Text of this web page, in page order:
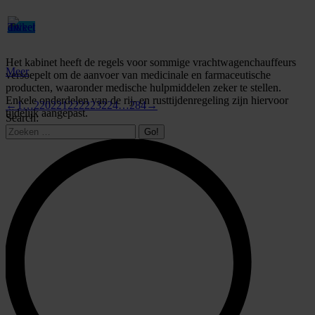
Het kabinet heeft de regels voor sommige vrachtwagenchauffeurs
versoepelt om de aanvoer van medicinale en farmaceutische
producten, waaronder medische hulpmiddelen zeker te stellen.
Enkele onderdelen van de rij- en rusttijdenregeling zijn hiervoor
tijdelijk aangepast.
Meer
←1…220221222223224…284→
Search: